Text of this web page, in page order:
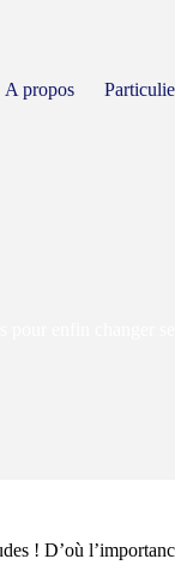
A propos
! D’où